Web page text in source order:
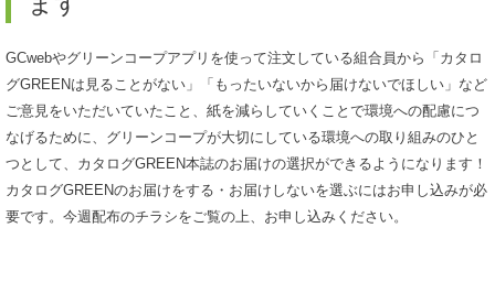
GCwebやグリーンコープアプリを使って注文している組合員から「カタロ
グGREENは見ることがない」「もったいないから届けないでほしい」など
ご意見をいただいていたこと、紙を減らしていくことで環境への配慮につ
なげるために、グリーンコープが大切にしている環境への取り組みのひと
つとして、カタログGREEN本誌のお届けの選択ができるようになります！
カタログGREENのお届けをする・お届けしないを選ぶにはお申し込みが必
要です。今週配布のチラシをご覧の上、お申し込みください。